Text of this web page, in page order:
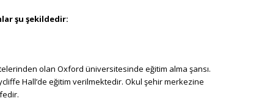
şu şekildedir:
olan Oxford üniversitesinde eğitim alma şansı.
Hall’de eğitim verilmektedir. Okul şehir merkezine